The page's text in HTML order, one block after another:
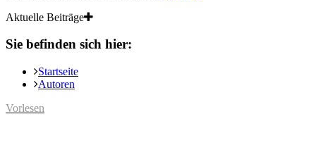
Aktuelle Beiträge
Sie befinden sich hier:
Startseite
Autoren
Vorlesen